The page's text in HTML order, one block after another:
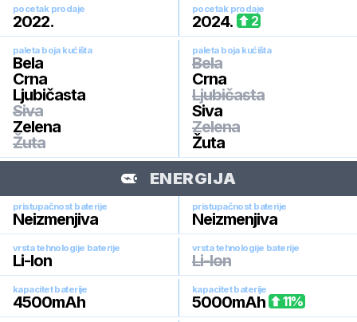
pocetak prodaje
2022.
pocetak prodaje
2024. 2
paleta boja kućišta
Bela
Crna
Ljubičasta
Siva
Zelena
Žuta
paleta boja kućišta
Bela
Crna
Ljubičasta
Siva
Zelena
Žuta
ENERGIJA
pristupačnost baterije
Neizmenjiva
pristupačnost baterije
Neizmenjiva
vrsta tehnologije baterije
Li-Ion
vrsta tehnologije baterije
Li-Ion
kapacitet baterije
4500mAh
kapacitet baterije
5000mAh 11%